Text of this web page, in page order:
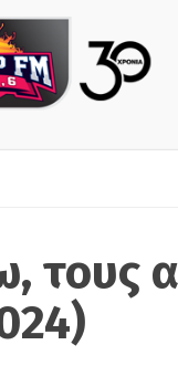
τους